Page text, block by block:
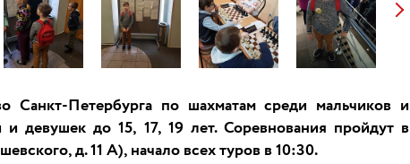
Санкт-Петербурга по шахматам среди мальчиков и
девушек до 15, 17, 19 лет. Соревнования пройдут в
д. 11 А), начало всех туров в 10:30.